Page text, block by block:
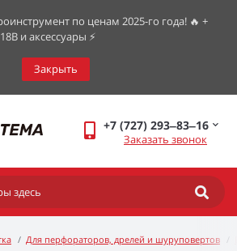
по ценам 2025-го года! 🔥 +
и аксессуары ⚡️
Закрыть
+7 (727) 293‒83‒16
Заказать звонок
Для перфораторов, дрелей и шуруповертов